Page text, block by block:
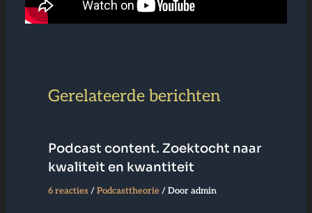
Gerelateerde berichten
Podcast content. Zoektocht naar
kwaliteit en kwantiteit
6 reacties /Podcasttheorie/ Dooradmin